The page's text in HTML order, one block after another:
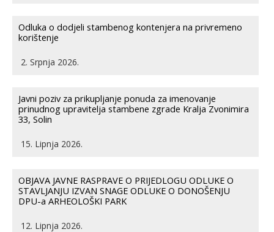
Odluka o dodjeli stambenog kontenjera na privremeno
korištenje
2. Srpnja 2026.
Javni poziv za prikupljanje ponuda za imenovanje
prinudnog upravitelja stambene zgrade Kralja Zvonimira
33, Solin
15. Lipnja 2026.
OBJAVA JAVNE RASPRAVE O PRIJEDLOGU ODLUKE O
STAVLJANJU IZVAN SNAGE ODLUKE O DONOŠENJU
DPU-a ARHEOLOŠKI PARK
12. Lipnja 2026.